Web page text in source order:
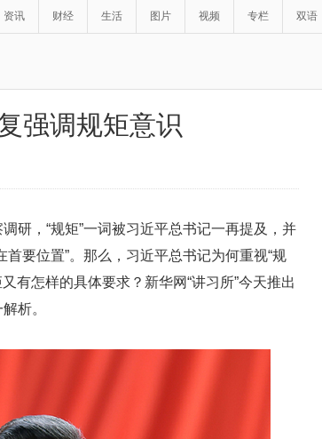
资讯 财经 生活 图片 视频 专栏 双语
强调规矩意识
研，“规矩”一词被习近平总书记一再提及，并
要位置”。那么，习近平总书记为何重视“规
有怎样的具体要求？新华网“讲习所”今天推出
析。